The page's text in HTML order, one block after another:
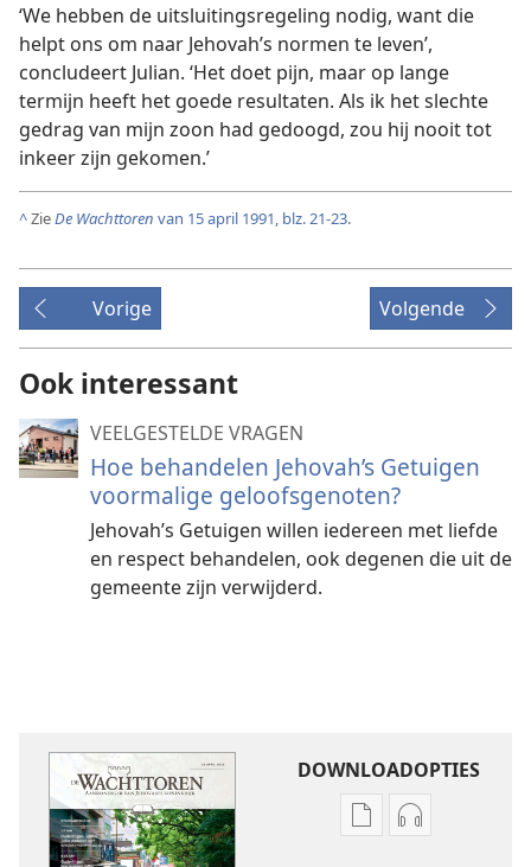
‘We hebben de uitsluitingsregeling nodig, want die
helpt ons om naar Jehovah’s normen te leven’,
concludeert Julian. ‘Het doet pijn, maar op lange
termijn heeft het goede resultaten. Als ik het slechte
gedrag van mijn zoon had gedoogd, zou hij nooit tot
inkeer zijn gekomen.’
^ZieDe Wachttoren van 15 april 1991, blz. 21-23.
Vorige Volgende
Ook interessant
VEELGESTELDE VRAGEN
Hoe behandelen Jehovah’s Getuigen
voormalige geloofsgenoten?
Jehovah’s Getuigen willen iedereen met liefde
en respect behandelen, ook degenen die uit de
gemeente zijn verwijderd.
DOWNLOADOPTIES
Downloadopties